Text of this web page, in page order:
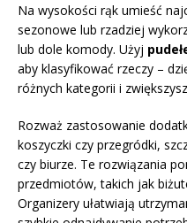
Na wysokości rąk umieść
sezonowe lub rzadziej
lub dole komody. Użyj
aby klasyfikować rzeczy –
różnych kategorii i
Rozważ zastosowanie
koszyczki czy przegródki,
czy biurze. Te rozwiązania
przedmiotów, takich jak
Organizery ułatwiają